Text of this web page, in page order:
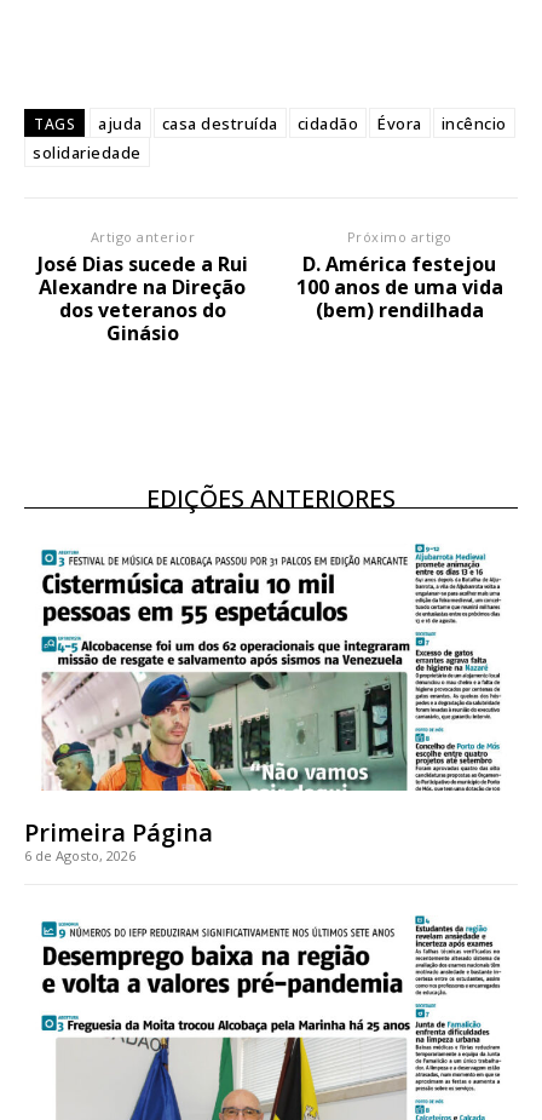
Planos de Assinatura
Faça-se assinante do Região de Cister e ajude-nos a manter este serviço
público!
TAGS ajuda casa destruída cidadão Évora
incêncio
solidariedade
Artigo anterior
José Dias sucede a Rui
Alexandre na Direção
dos veteranos do
Ginásio
Próximo artigo
D. América festejou
100 anos de uma vida
(bem) rendilhada
EDIÇÕES ANTERIORES
Primeira Página
6 de Agosto, 2026